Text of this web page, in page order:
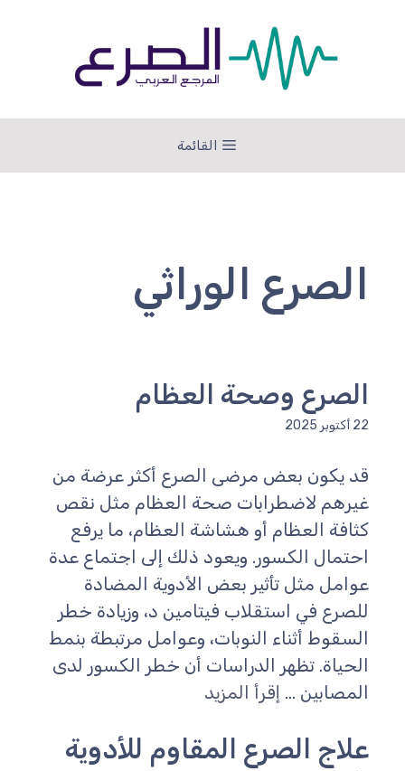
القائمة
الصرع الوراثي
الصرع وصحة العظام
22 أكتوبر 2025
قد يكون بعض مرضى الصرع أكثر عرضة من
غيرهم لاضطرابات صحة العظام مثل نقص
كثافة العظام أو هشاشة العظام، ما يرفع
احتمال الكسور. ويعود ذلك إلى اجتماع عدة
عوامل مثل تأثير بعض الأدوية المضادة
للصرع في استقلاب فيتامين د، وزيادة خطر
السقوط أثناء النوبات، وعوامل مرتبطة بنمط
الحياة. تظهر الدراسات أن خطر الكسور لدى
المصابين ... إقرأ المزيد
علاج الصرع المقاوم للأدوية